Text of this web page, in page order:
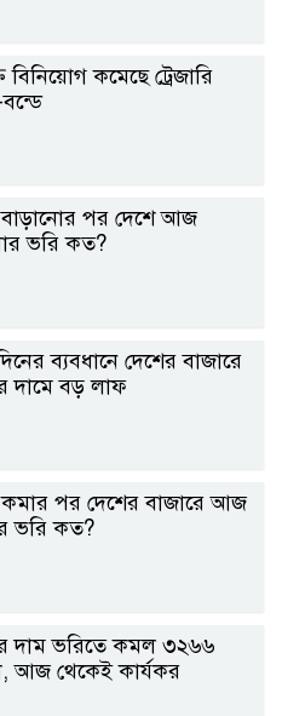
বিনিয়োগ কমেছে ট্রেজারি
পর দেশে আজ
ভরি কত?
ব্যবধানে দেশের বাজারে
দামে বড় লাফ
পর দেশের বাজারে আজ
ভরি কত?
দাম ভরিতে কমল ৩২৬৬
আজ থেকেই কার্যকর